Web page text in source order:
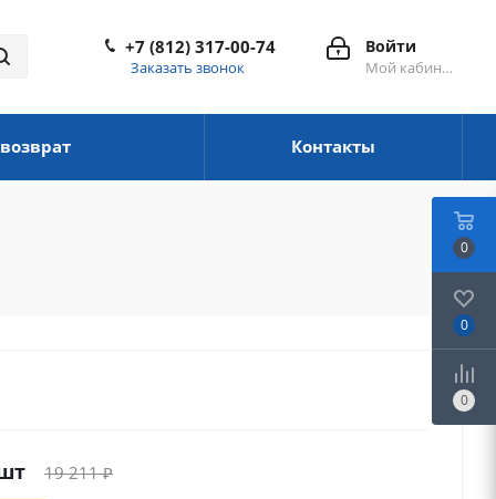
Войти
Мой кабинет
+7 (812) 317-00-74
Заказать звонок
Контакты
19 211₽
0
0
0